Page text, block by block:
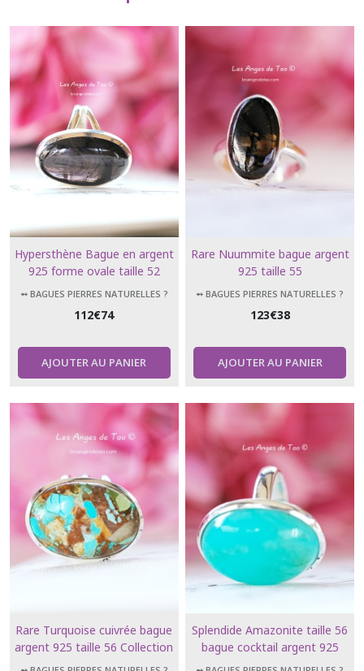
Hypersthène Bague en argent
925 forme ovale taille 52
➻ BAGUES PIERRES NATURELLES ?
112€74
AJOUTER AU PANIER
Rare Nuummite bague argent
925 taille 55
➻ BAGUES PIERRES NATURELLES ?
123€38
AJOUTER AU PANIER
Rare Turquoise cuivrée bague
argent 925 taille 56 Collection
luxe
Splendide Amazonite taille 56
bague cocktail argent 925
forme ovale collection luxe